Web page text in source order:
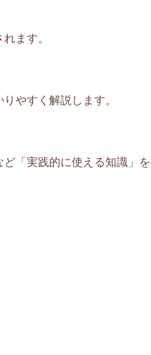
ます。
やすく解説します。
「実践的に使える知識」を